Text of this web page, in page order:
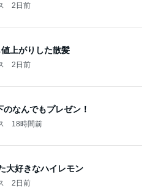
2日前
上がりした散髪
2日前
のなんでもプレゼン！
18時間前
大好きなハイレモン
2日前